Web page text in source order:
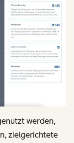
werden,
zielgerichtete